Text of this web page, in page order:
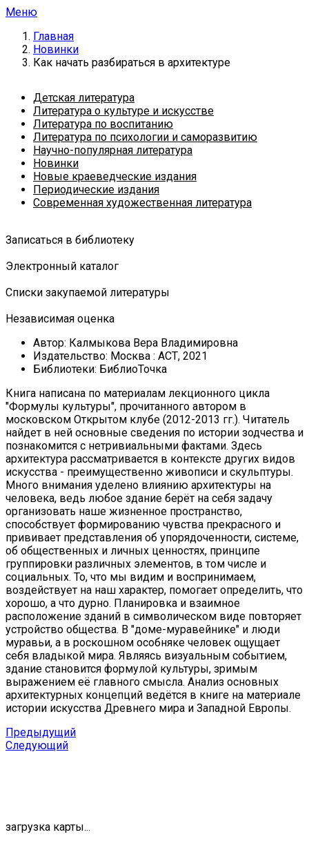
Меню
Главная
Новинки
Как начать разбираться в архитектуре
Детская литература
Литература о культуре и искусстве
Литература по воспитанию
Литература по психологии и саморазвитию
Научно-популярная литература
Новинки
Новые краеведческие издания
Периодические издания
Современная художественная литература
Записаться в библиотеку
Электронный каталог
Списки закупаемой литературы
Независимая оценка
Автор: Калмыкова Вера Владимировна
Издательство: Москва : АСТ, 2021
Библиотеки: БиблиоТочка
Книга написана по материалам лекционного цикла
"Формулы культуры", прочитанного автором в
московском Открытом клубе (2012-2013 гг.). Читатель
найдет в ней основные сведения по истории зодчества и
познакомится с нетривиальными фактами. Здесь
архитектура рассматривается в контексте других видов
искусства - преимущественно живописи и скульптуры.
Много внимания уделено влиянию архитектуры на
человека, ведь любое здание берёт на себя задачу
организовать наше жизненное пространство,
способствует формированию чувства прекрасного и
прививает представления об упорядоченности, системе,
об общественных и личных ценностях, принципе
группировки различных элементов, в том числе и
социальных. То, что мы видим и воспринимаем,
воздействует на наш характер, помогает определить, что
хорошо, а что дурно. Планировка и взаимное
расположение зданий в символическом виде повторяет
устройство общества. В "доме-муравейнике" и люди
муравьи, а в роскошном особняке человек ощущает
себя владыкой мира. Являясь визуальным событием,
здание становится формулой культуры, зримым
выражением её главного смысла. Анализ основных
архитектурных концепций ведётся в книге на материале
истории искусства Древнего мира и Западной Европы.
Предыдущий
Следующий
загрузка карты...